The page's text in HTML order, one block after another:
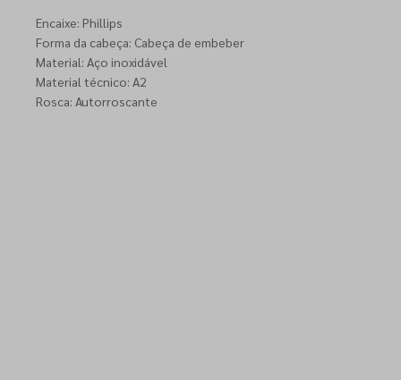
Encaixe: Phillips
Forma da cabeça: Cabeça de embeber
Material: Aço inoxidável
Material técnico: A2
Rosca: Autorroscante